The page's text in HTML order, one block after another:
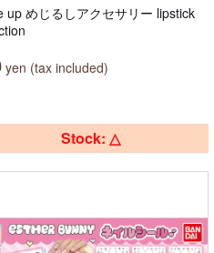
up めじるしアクセサリー lipstick
yen (tax included)
Stock: △